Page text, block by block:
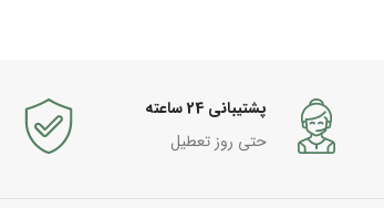
پشتیبانی 24 ساعته
حتی روز تعطیل